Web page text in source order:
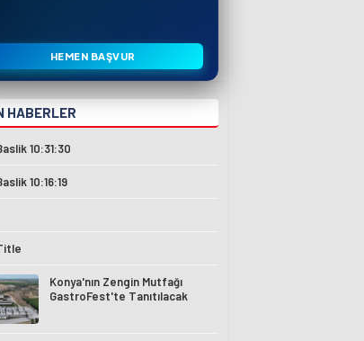
HEMEN BAŞVUR
HABERLER
10:31:30
10:16:19
Konya'nın Zengin Mutfağı
GastroFest'te Tanıtılacak